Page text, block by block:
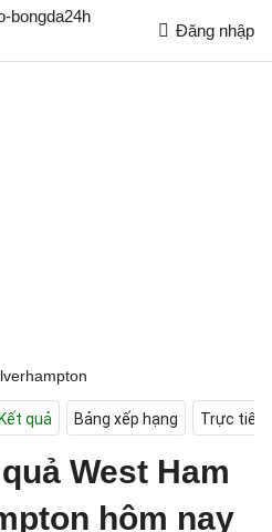
Đăng nhập
Kết quả Bảng xếp hạng Trực tiếp
West Ham
hôm nay